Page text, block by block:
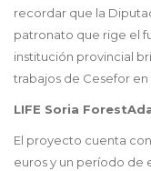
recordar que la
patronato que rige el
institución provincial
trabajos de Cesefor en
LIFE Soria
El proyecto cuenta
euros y un período de